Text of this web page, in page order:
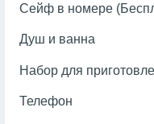
Сейф в номере
Душ и ванна
Набор для
Телефон